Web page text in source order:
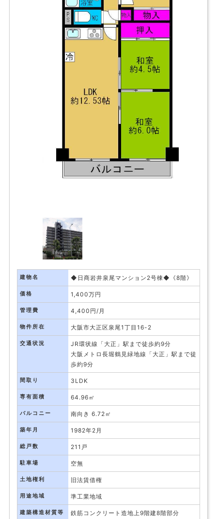
建物名 ◆日商岩井泉尾マンション2号棟◆《8階》
価格 1,400万円
管理費 4,400円/月
物件所在 大阪市大正区泉尾1丁目16-2
交通状況
JR環状線「大正」駅まで徒歩約9分
大阪メトロ長堀鶴見緑地線「大正」駅まで徒
歩約9分
間取り 3LDK
専有面積 64.96㎡
バルコニー 南向き 6.72㎡
築年月 1982年2月
総戸数 211戸
駐車場 空無
土地権利 旧法賃借権
用途地域 準工業地域
建築構造材質等 鉄筋コンクリート造地上9階建8階部分